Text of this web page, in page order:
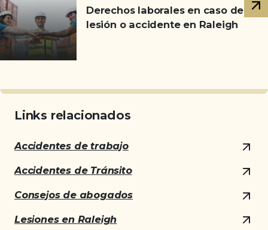
relacionados
Derechos laborales en caso de
lesión o accidente en Raleigh
Links relacionados
Accidentes de trabajo
Accidentes de Tránsito
Consejos de abogados
Lesiones en Raleigh